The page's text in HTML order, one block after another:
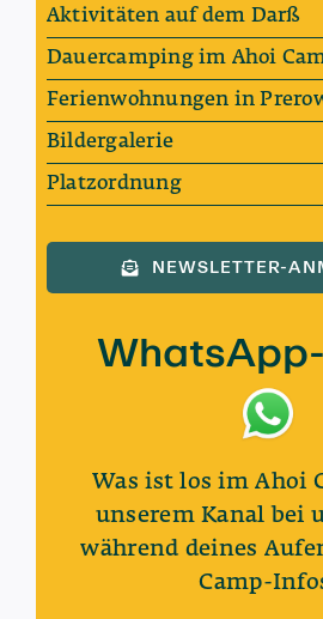
Aktivitäten auf dem Darß
Dauercamping im Ahoi
Ferienwohnungen in
Bildergalerie
Platzordnung
NEWSLETTER-
Was ist los im Ahoi
unserem Kanal bei
während deines
Camp-